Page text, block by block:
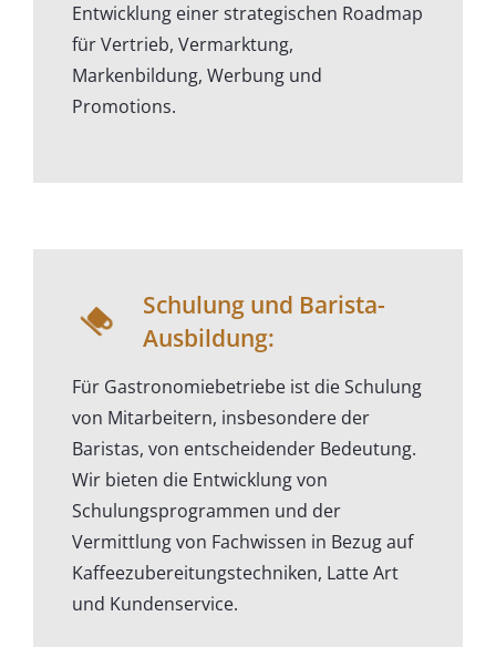
Entwicklung einer strategischen Roadmap
für Vertrieb, Vermarktung,
Markenbildung, Werbung und
Promotions.
Schulung und Barista-
Ausbildung:
Für Gastronomiebetriebe ist die Schulung
von Mitarbeitern, insbesondere der
Baristas, von entscheidender Bedeutung.
Wir bieten die Entwicklung von
Schulungsprogrammen und der
Vermittlung von Fachwissen in Bezug auf
Kaffeezubereitungstechniken, Latte Art
und Kundenservice.